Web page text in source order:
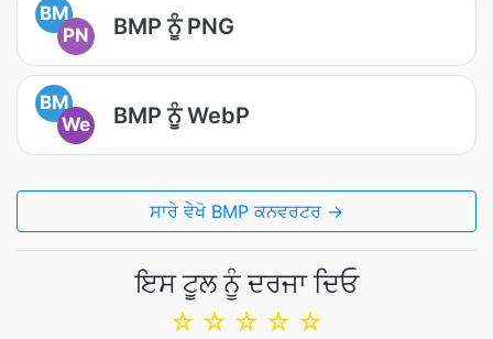
BM
PN
BMP ਨੂੰ PNG
BM
We
BMP ਨੂੰ WebP
ਸਾਰੇ ਵੇਖੋ BMP ਕਨਵਰਟਰ →
ਇਸ ਟੂਲ ਨੂੰ ਦਰਜਾ ਦਿਓ
☆
☆
☆
☆
☆